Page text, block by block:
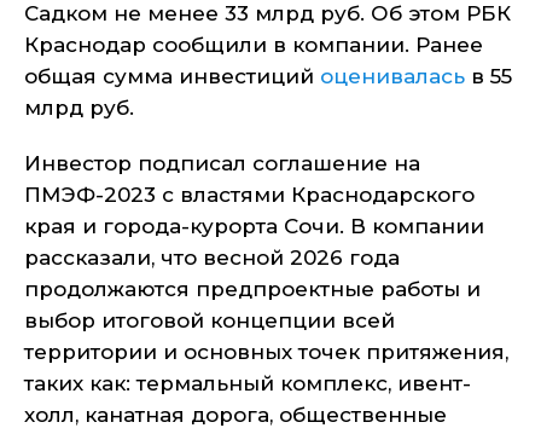
Садком не менее 33 млрд руб. Об этом РБК
Краснодар сообщили в компании. Ранее
общая сумма инвестиций оценивалась в 55
млрд руб.
Инвестор подписал соглашение на
ПМЭФ-2023 с властями Краснодарского
края и города-курорта Сочи. В компании
рассказали, что весной 2026 года
продолжаются предпроектные работы и
выбор итоговой концепции всей
территории и основных точек притяжения,
таких как: термальный комплекс, ивент-
холл, канатная дорога, общественные